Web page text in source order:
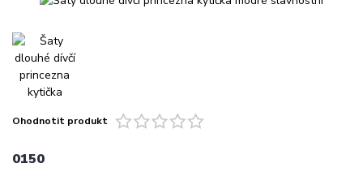
Ohodnotit produkt
0150